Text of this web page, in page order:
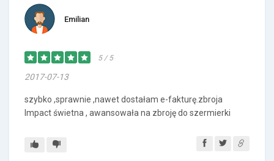
Emilian
5 / 5
2017-07-13
szybko ,sprawnie ,nawet dostałam e-fakturę.zbroja
Impact świetna , awansowała na zbroję do szermierki